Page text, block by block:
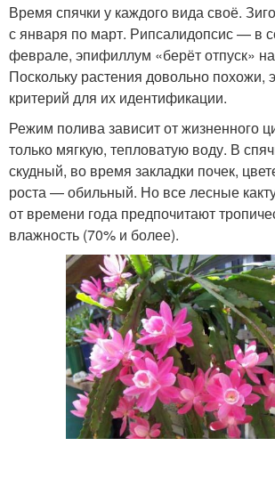
Время спячки у каждого вида своё.
с января по март. Рипсалидопсис — в
феврале, эпифиллум «берёт отпуск»
Поскольку растения довольно похожи,
критерий для их идентификации.
Режим полива зависит от жизненного
только мягкую, тепловатую воду. В
скудный, во время закладки почек,
роста — обильный. Но все лесные
от времени года предпочитают
влажность (70% и более).